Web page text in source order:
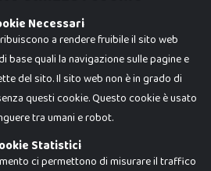
Necessari
a rendere fruibile il sito web
base quali la navigazione sulle pagine e
del sito. Il sito web non è in grado di
questi cookie. Questo cookie è usato
tra umani e robot.
Statistici
ci permettono di misurare il traffico